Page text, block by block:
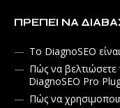
ΠΡΈΠΕΙ ΝΑ
Το DiagnoSEO
Πώς να
DiagnoSEO Pro
Πώς να